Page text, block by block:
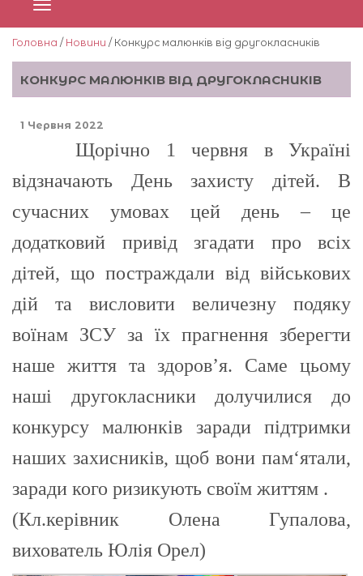
Головна / Новини / Конкурс малюнків від другокласників
КОНКУРС МАЛЮНКІВ ВІД ДРУГОКЛАСНИКІВ
1 Червня 2022
Щорічно 1 червня в Україні
відзначають День захисту дітей. В
сучасних умовах цей день – це
додатковий привід згадати про всіх
дітей, що постраждали від військових
дій та висловити величезну подяку
воїнам ЗСУ за їх прагнення зберегти
наше життя та здоров’я. Саме цьому
наші другокласники долучилися до
конкурсу малюнків заради підтримки
наших захисників, щоб вони пам‘ятали,
заради кого ризикують своїм життям .
(Кл.керівник Олена Гупалова,
вихователь Юлія Орел)